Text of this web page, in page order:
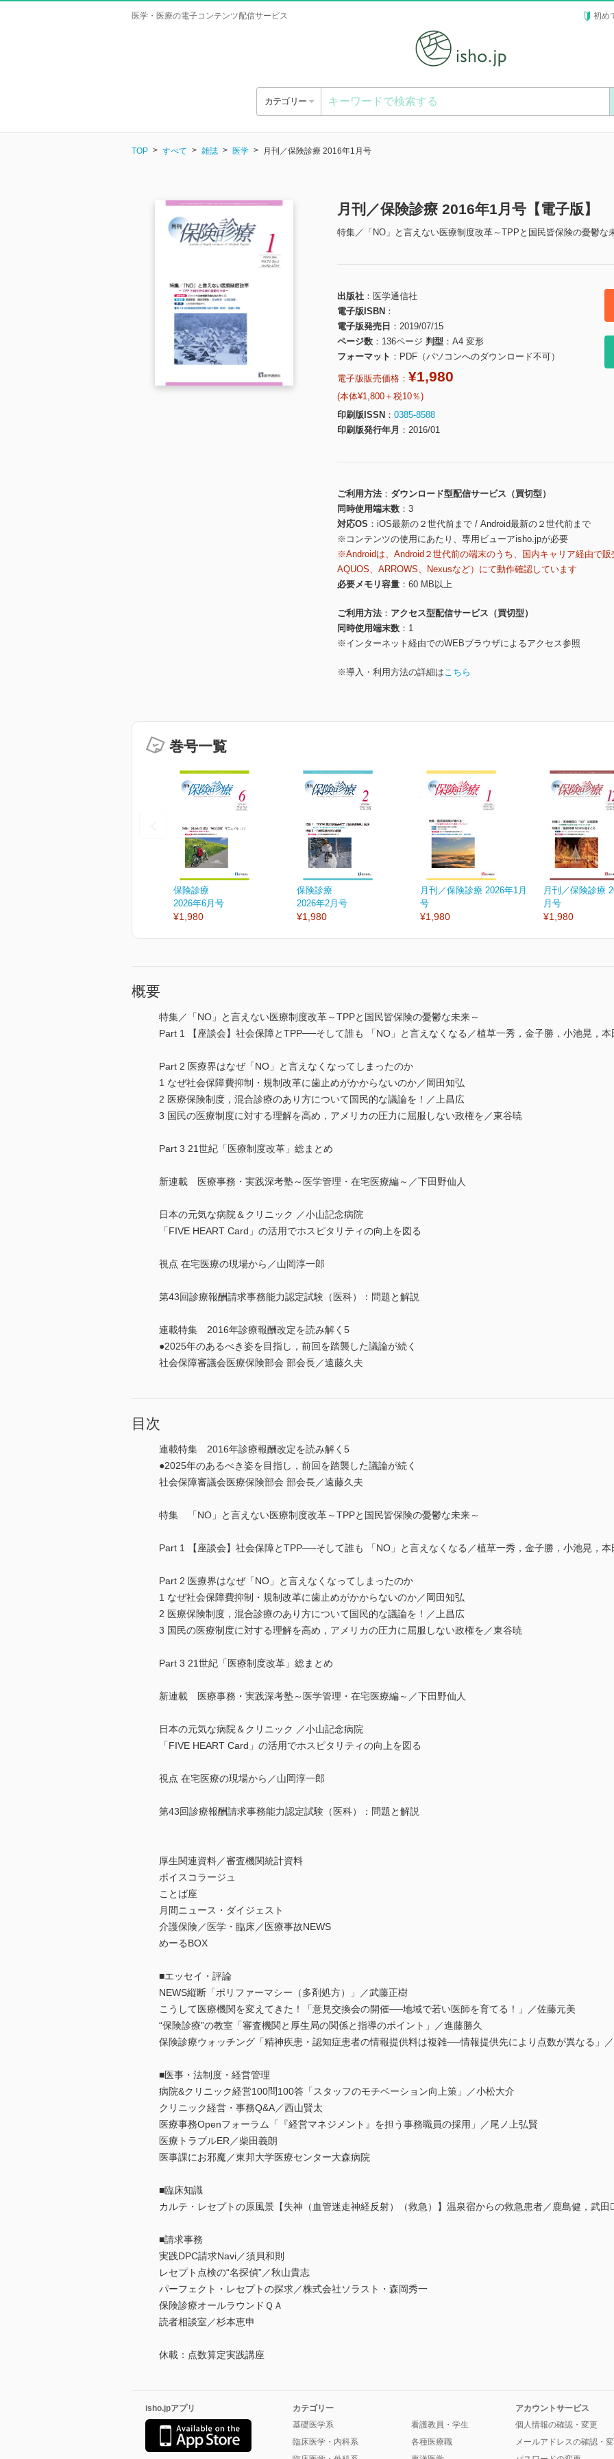
医学・医療の電子コンテンツ配信サービス 初め
カテゴリー
TOP すべて 雑誌 医学 月刊／保険診療 2016年1月号
月刊／保険診療 2016年1月号【電子版】
特集／「NO」と言えない医療制度改革～TPPと国民皆保険の憂鬱な
出版社
医学通信社
電子版ISBN
電子版発売日
2019/07/15
ページ数
136ページ 判型
A4 変形
フォーマット
PDF（パソコンへのダウンロード不可）
電子版販売価格： ¥1,980
(本体¥1,800＋税10％)
印刷版ISSN
0385-8588
印刷版発行年月
2016/01
ご利用方法
ダウンロード型配信サービス（買切型）
同時使用端末数
3
対応OS
iOS最新の２世代前まで / Android最新の２世代前まで
※コンテンツの使用にあたり、専用ビューアisho.jpが必要
※Androidは、Android２世代前の端末のうち、国内キャリア経由で
AQUOS、ARROWS、Nexusなど）にて動作確認しています
必要メモリ容量
60 MB以上
ご利用方法
アクセス型配信サービス（買切型）
同時使用端末数
1
※インターネット経由でのWEBブラウザによるアクセス参照
※導入・利用方法の詳細はこちら
巻号一覧
保険診療
2026年6月号
¥1,980
保険診療
2026年2月号
¥1,980
月刊／保険診療 2026年1月
号
¥1,980
月刊／保険診療
月号
¥1,980
概要
特集／「NO」と言えない医療制度改革～TPPと国民皆保険の憂鬱な未来～
Part 1 【座談会】社会保障とTPP──そして誰も 「NO」と言えなくなる／植草一秀，金子勝，小池晃，本
Part 2 医療界はなぜ「NO」と言えなくなってしまったのか
1 なぜ社会保障費抑制・規制改革に歯止めがかからないのか／岡田知弘
2 医療保険制度，混合診療のあり方について国民的な議論を！／上昌広
3 国民の医療制度に対する理解を高め，アメリカの圧力に屈服しない政権を／東谷暁
Part 3 21世紀「医療制度改革」総まとめ
新連載 医療事務・実践深考塾～医学管理・在宅医療編～／下田野仙人
日本の元気な病院＆クリニック ／小山記念病院
「FIVE HEART Card」の活用でホスピタリティの向上を図る
視点 在宅医療の現場から／山岡淳一郎
第43回診療報酬請求事務能力認定試験（医科）：問題と解説
連載特集 2016年診療報酬改定を読み解く5
●2025年のあるべき姿を目指し，前回を踏襲した議論が続く
社会保障審議会医療保険部会 部会長／遠藤久夫
目次
連載特集 2016年診療報酬改定を読み解く5
●2025年のあるべき姿を目指し，前回を踏襲した議論が続く
社会保障審議会医療保険部会 部会長／遠藤久夫
特集 「NO」と言えない医療制度改革～TPPと国民皆保険の憂鬱な未来～
Part 1 【座談会】社会保障とTPP──そして誰も 「NO」と言えなくなる／植草一秀，金子勝，小池晃，本
Part 2 医療界はなぜ「NO」と言えなくなってしまったのか
1 なぜ社会保障費抑制・規制改革に歯止めがかからないのか／岡田知弘
2 医療保険制度，混合診療のあり方について国民的な議論を！／上昌広
3 国民の医療制度に対する理解を高め，アメリカの圧力に屈服しない政権を／東谷暁
Part 3 21世紀「医療制度改革」総まとめ
新連載 医療事務・実践深考塾～医学管理・在宅医療編～／下田野仙人
日本の元気な病院＆クリニック ／小山記念病院
「FIVE HEART Card」の活用でホスピタリティの向上を図る
視点 在宅医療の現場から／山岡淳一郎
第43回診療報酬請求事務能力認定試験（医科）：問題と解説
厚生関連資料／審査機関統計資料
ボイスコラージュ
ことば座
月間ニュース・ダイジェスト
介護保険／医学・臨床／医療事故NEWS
めーるBOX
■エッセイ・評論
NEWS縦断「ポリファーマシー（多剤処方）」／武藤正樹
こうして医療機関を変えてきた！「意見交換会の開催──地域で若い医師を育てる！」／佐藤元美
“保険診療”の教室「審査機関と厚生局の関係と指導のポイント」／進藤勝久
保険診療ウォッチング「精神疾患・認知症患者の情報提供料は複雑──情報提供先により点数が異なる」
■医事・法制度・経営管理
病院&クリニック経営100問100答「スタッフのモチベーション向上策」／小松大介
クリニック経営・事務Q&A／西山賢太
医療事務Openフォーラム「『経営マネジメント』を担う事務職員の採用」／尾ノ上弘賢
医療トラブルER／柴田義朗
医事課にお邪魔／東邦大学医療センター大森病院
■臨床知識
カルテ・レセプトの原風景【失神（血管迷走神経反射）（救急）】温泉宿からの救急患者／鹿島健，武田
■請求事務
実践DPC請求Navi／須貝和則
レセプト点検の“名探偵”／秋山貴志
パーフェクト・レセプトの探求／株式会社ソラスト・森岡秀一
保険診療オールラウンドＱＡ
読者相談室／杉本恵申
休載：点数算定実践講座
isho.jpアプリ
カテゴリー
基礎医学系
臨床医学・内科系
看護教員・学生
各種医療職
アカウントサービス
個人情報の確認・変更
メールアドレスの確認・